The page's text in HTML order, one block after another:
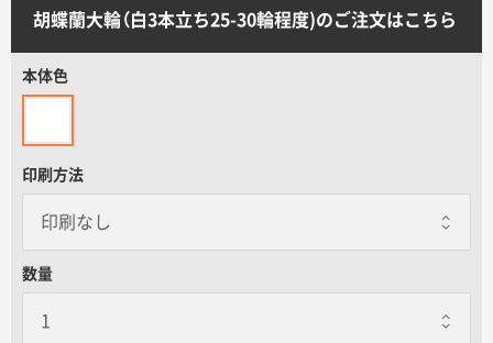
ご注文の流れ
お見積書の作成方法
データ入稿ガイド
再注文について
胡蝶蘭大輪（白3本立ち25-30輪程度)のご注文はこちら
本体色
印刷方法
数量